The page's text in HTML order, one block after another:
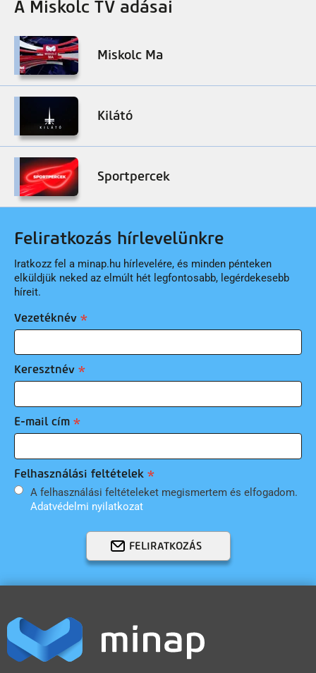
A Miskolc TV adásai
Miskolc Ma
Kilátó
Sportpercek
Feliratkozás hírlevelünkre
Iratkozz fel a minap.hu hírlevelére, és minden pénteken
elküldjük neked az elmúlt hét legfontosabb, legérdekesebb
híreit.
Vezetéknév
Keresztnév
E-mail cím
Felhasználási feltételek
A felhasználási feltételeket megismertem és elfogadom.
Adatvédelmi nyilatkozat
FELIRATKOZÁS